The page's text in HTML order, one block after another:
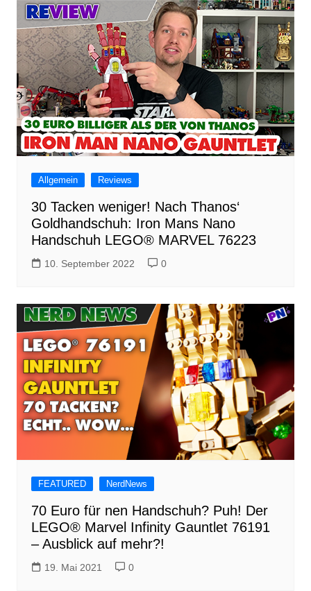
Allgemein Reviews
30 Tacken weniger! Nach Thanos‘
Goldhandschuh: Iron Mans Nano
Handschuh LEGO® MARVEL 76223
10. September 2022 0
FEATURED NerdNews
70 Euro für nen Handschuh? Puh! Der
LEGO® Marvel Infinity Gauntlet 76191
– Ausblick auf mehr?!
19. Mai 2021 0